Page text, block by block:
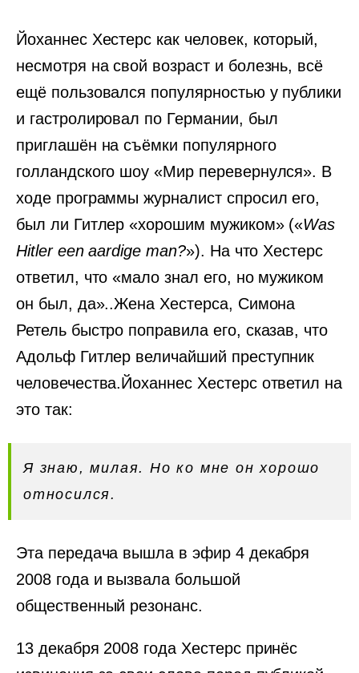
Йоханнес Хестерс как человек, который,
несмотря на свой возраст и болезнь, всё
ещё пользовался популярностью у публики
и гастролировал по Германии, был
приглашён на съёмки популярного
голландского шоу «Мир перевернулся». В
ходе программы журналист спросил его,
был ли Гитлер «хорошим мужиком» («Was
Hitler een aardige man?»). На что Хестерс
ответил, что «мало знал его, но мужиком
он был, да»..Жена Хестерса, Симона
Ретель быстро поправила его, сказав, что
Адольф Гитлер величайший преступник
человечества.Йоханнес Хестерс ответил на
это так:
Я знаю, милая. Но ко мне он хорошо
относился.
Эта передача вышла в эфир 4 декабря
2008 года и вызвала большой
общественный резонанс.
13 декабря 2008 года Хестерс принёс